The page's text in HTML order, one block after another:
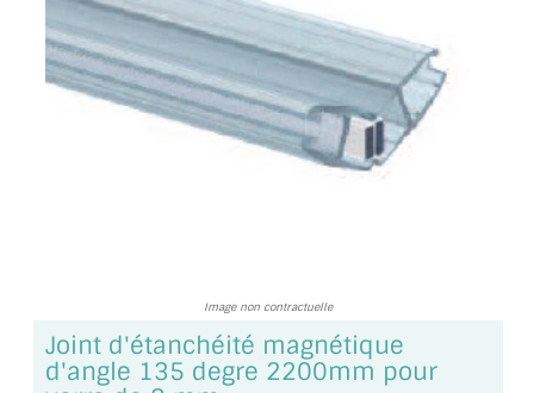
SUIVI DE DEVIS
SUIVI DE COMMANDE
TOUS LES TARIFS AU M2
GUIDE : CHOIX PAR UTILISATION
MIROIRS VIEILLIS AMBIANCE BRASSERIE
MIROIR SUR MESURE
Image non contractuelle
Joint d'étanchéité magnétique
d'angle 135 degre 2200mm pour